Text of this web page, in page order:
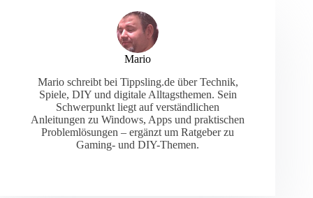
Mario
Mario schreibt bei Tippsling.de über Technik,
Spiele, DIY und digitale Alltagsthemen. Sein
Schwerpunkt liegt auf verständlichen
Anleitungen zu Windows, Apps und praktischen
Problemlösungen – ergänzt um Ratgeber zu
Gaming- und DIY-Themen.